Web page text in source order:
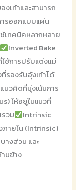
งเท้าและสามารถ
รออกแบบแผ่น
เทคนิคหลากหลาย
Inverted Bake
ช้การปรับแต่งแม่
รองรับอุ้งเท้าได้
นวคิดที่มุ่งเน้นการ
ให้อยู่ในแนวที่
วม
Intrinsic
ายใน (Intrinsic)
างส่วน และ
นข้าง